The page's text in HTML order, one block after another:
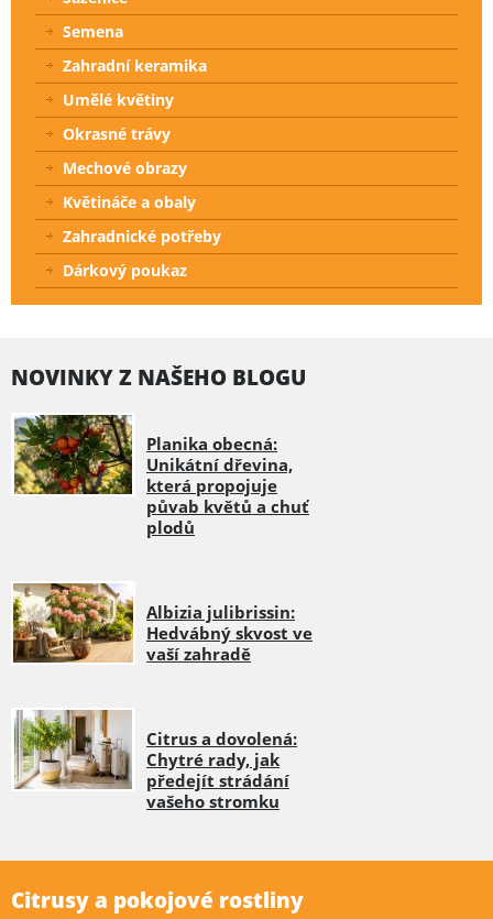
Semena
Zahradní keramika
Umělé květiny
Okrasné trávy
Mechové obrazy
Květináče a obaly
Zahradnické potřeby
Dárkový poukaz
NOVINKY Z NAŠEHO BLOGU
Planika obecná:
Unikátní dřevina,
která propojuje
půvab květů a chuť
plodů
Albizia julibrissin:
Hedvábný skvost ve
vaší zahradě
Citrus a dovolená:
Chytré rady, jak
předejít strádání
vašeho stromku
Citrusy a pokojové rostliny